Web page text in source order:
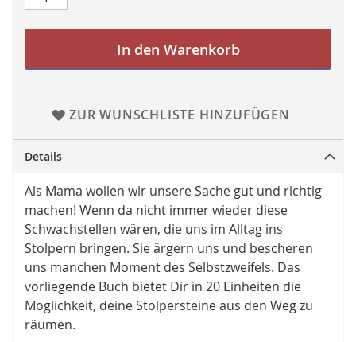
In den Warenkorb
ZUR WUNSCHLISTE HINZUFÜGEN
Details
Als Mama wollen wir unsere Sache gut und richtig
machen! Wenn da nicht immer wieder diese
Schwachstellen wären, die uns im Alltag ins
Stolpern bringen. Sie ärgern uns und bescheren
uns manchen Moment des Selbstzweifels. Das
vorliegende Buch bietet Dir in 20 Einheiten die
Möglichkeit, deine Stolpersteine aus den Weg zu
räumen.